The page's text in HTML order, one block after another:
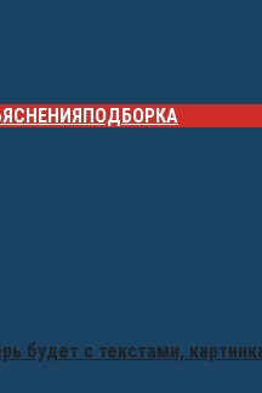
ПОДБОРКА
будет с текстами,